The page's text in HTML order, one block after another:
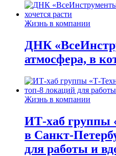
Жизнь в компании
ДНК
атмосфера, в
Жизнь в компании
ИТ-хаб группы
в Санкт-
для работы и